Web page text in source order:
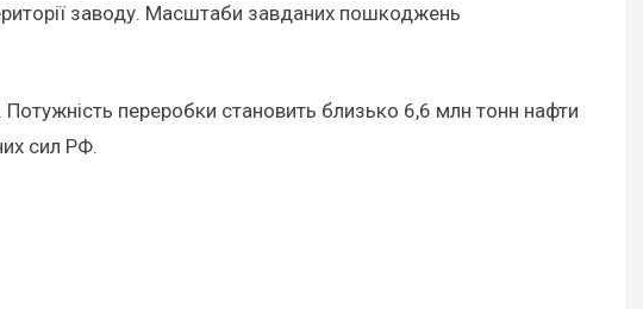
заводу. Масштаби завданих пошкоджень
переробки становить близько 6,6 млн тонн нафти
сил РФ.